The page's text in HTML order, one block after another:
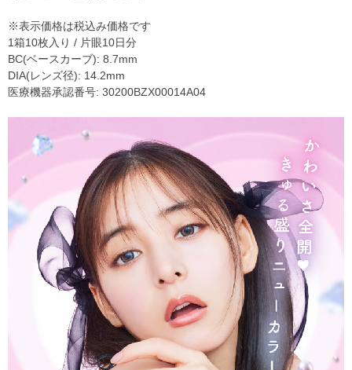
※表示価格は税込み価格です
1箱10枚入り / 片眼10日分
BC(ベースカーブ): 8.7mm
DIA(レンズ径): 14.2mm
医療機器承認番号: 30200BZX00014A04